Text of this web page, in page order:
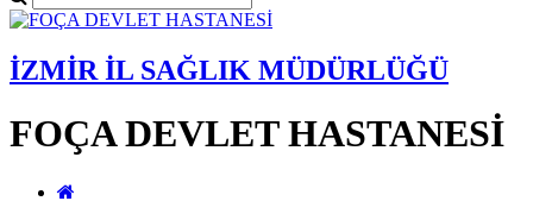
İZMİR İL SAĞLIK MÜDÜRLÜĞÜ
FOÇA DEVLET HASTANESİ